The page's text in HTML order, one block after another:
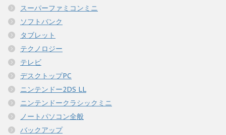
スーパーファミコンミニ
ソフトバンク
タブレット
テクノロジー
テレビ
デスクトップPC
ニンテンドー2DS LL
ニンテンドークラシックミニ
ノートパソコン全般
バックアップ